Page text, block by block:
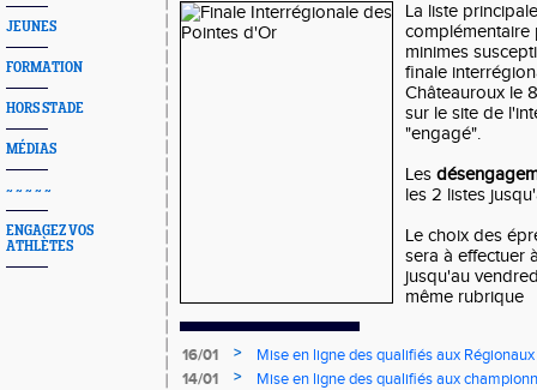
JEUNES
FORMATION
HORS STADE
MÉDIAS
~ ~ ~ ~ ~
ENGAGEZ VOS
ATHLÈTES
La liste
complémentaire
minimes
finale
Châteauroux le
sur le site de
"engagé".
Les
les 2 listes
Le choix des
sera à effectuer
jusqu'au
même rubrique
16/01 >
Mise en ligne des qualifiés aux
14/01
>
Mise en ligne des qualifiés aux